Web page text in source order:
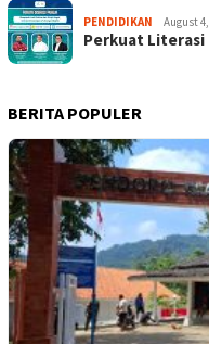
PENDIDIKAN August
Perkuat Literasi
BERITA POPULER